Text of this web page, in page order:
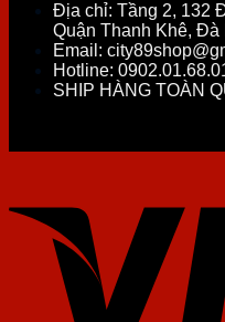
Địa chỉ: Tầng 2, 132
Quận Thanh Khê, Đà
Email:
Hotline:
SHIP HÀNG TOÀN